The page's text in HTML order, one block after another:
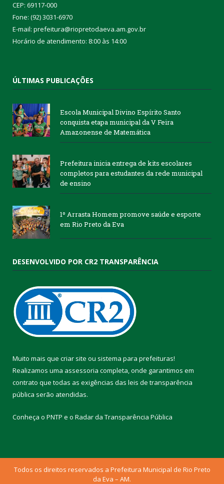
CEP: 69117-000
Fone: (92) 3031-6970
E-mail: prefeitura@riopretodaeva.am.gov.br
Horário de atendimento: 8:00 às 14:00
ÚLTIMAS PUBLICAÇÕES
Escola Municipal Divino Espírito Santo
conquista etapa municipal da V Feira
Amazonense de Matemática
Prefeitura inicia entrega de kits escolares
completos para estudantes da rede municipal
de ensino
1º Arrasta Homem promove saúde e esporte
em Rio Preto da Eva
DESENVOLVIDO POR CR2 TRANSPARÊNCIA
Muito mais que criar site ou sistema para prefeituras!
Realizamos uma assessoria completa, onde garantimos em
contrato que todas as exigências das leis de transparência
pública serão atendidas.
Conheça o PNTP e o Radar da Transparência Pública
Todos os direitos reservados a Prefeitura Municipal de Rio Preto
da Eva – AM.